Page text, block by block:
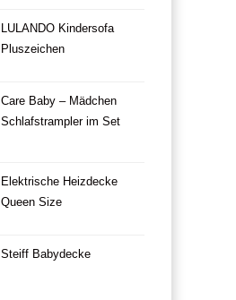
LULANDO Kindersofa
Pluszeichen
Care Baby – Mädchen
Schlafstrampler im Set
Elektrische Heizdecke
Queen Size
Steiff Babydecke